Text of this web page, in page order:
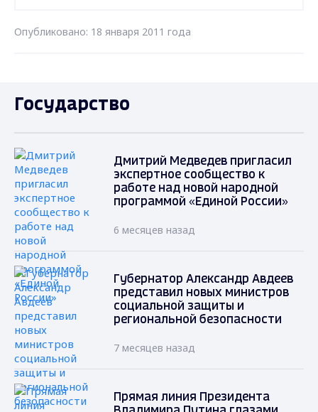
Опубликовано: 18 января 2011 года
Государство
Дмитрий Медведев пригласил
экспертное сообщество к
работе над новой народной
программой «Единой России»
6 месяцев назад
Губернатор Александр Авдеев
представил новых министров
социальной защиты и
региональной безопасности
7 месяцев назад
Прямая линия Президента